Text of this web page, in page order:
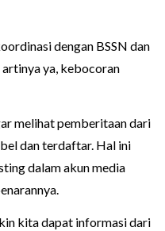
dengan BSSN dan
ya, kebocoran
melihat pemberitaan dari
dan terdaftar. Hal ini
dalam akun media
kita dapat informasi dari